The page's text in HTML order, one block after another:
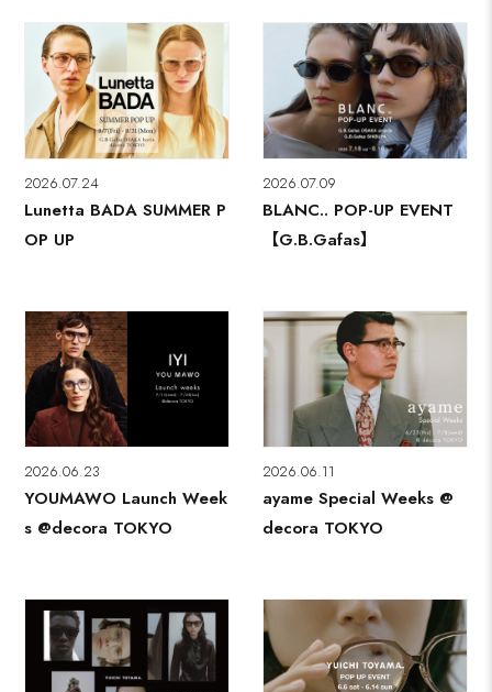
2026.07.24
Lunetta BADA SUMMER P
OP UP
2026.07.09
BLANC.. POP-UP EVENT
【G.B.Gafas】
2026.06.23
YOUMAWO Launch Week
s @decora TOKYO
2026.06.11
ayame Special Weeks @
decora TOKYO